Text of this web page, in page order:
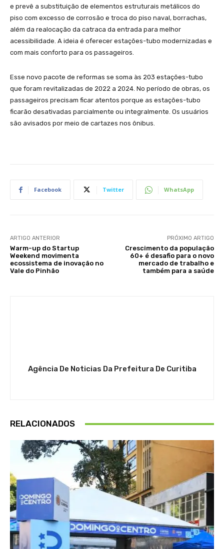
e prevê a substituição de elementos estruturais metálicos do
piso com excesso de corrosão e troca do piso naval, borrachas,
além da realocação da catraca da entrada para melhor
acessibilidade. A ideia é oferecer estações-tubo modernizadas e
com mais conforto para os passageiros.
Esse novo pacote de reformas se soma às 203 estações-tubo
que foram revitalizadas de 2022 a 2024. No período de obras, os
passageiros precisam ficar atentos porque as estações-tubo
ficarão desativadas parcialmente ou integralmente. Os usuários
são avisados por meio de cartazes nos ônibus.
Facebook Twitter WhatsApp
ARTIGO ANTERIOR
Warm-up do Startup
Weekend movimenta
ecossistema de inovação no
Vale do Pinhão
PRÓXIMO ARTIGO
Crescimento da população
60+ é desafio para o novo
mercado de trabalho e
também para a saúde
Agência De Noticias Da Prefeitura De Curitiba
RELACIONADOS